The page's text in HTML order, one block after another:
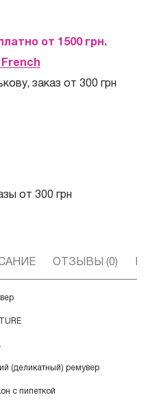
от 1500 грн.
French
заказ от 300 грн
от 300 грн
ОТЗЫВЫ (0)
(деликатный) ремувер
с пипеткой